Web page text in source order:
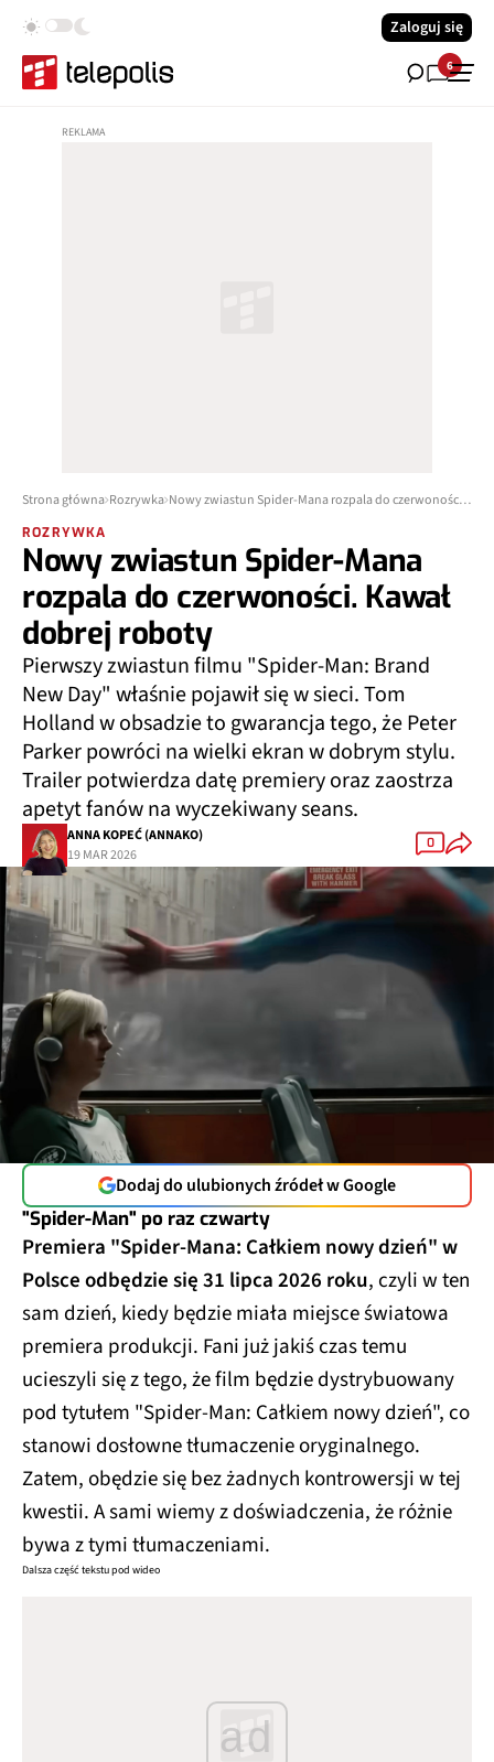
Zaloguj się
6
Strona główna Rozrywka Nowy zwiastun Spider-Mana rozpala do czerwoności. Kawał dobrej roboty
ROZRYWKA
Nowy zwiastun Spider-Mana
rozpala do czerwoności. Kawał
dobrej roboty
Pierwszy zwiastun filmu "Spider-Man: Brand
New Day" właśnie pojawił się w sieci. Tom
Holland w obsadzie to gwarancja tego, że Peter
Parker powróci na wielki ekran w dobrym stylu.
Trailer potwierdza datę premiery oraz zaostrza
apetyt fanów na wyczekiwany seans.
ANNA KOPEĆ (ANNAKO)
19 MAR 2026
0
Dodaj do ulubionych źródeł w Google
"Spider-Man" po raz czwarty
Premiera "Spider-Mana: Całkiem nowy dzień" w
Polsce odbędzie się 31 lipca 2026 roku, czyli w ten
sam dzień, kiedy będzie miała miejsce światowa
premiera produkcji. Fani już jakiś czas temu
ucieszyli się z tego, że film będzie dystrybuowany
pod tytułem "Spider-Man: Całkiem nowy dzień", co
stanowi dosłowne tłumaczenie oryginalnego.
Zatem, obędzie się bez żadnych kontrowersji w tej
kwestii. A sami wiemy z doświadczenia, że różnie
bywa z tymi tłumaczeniami.
Dalsza część tekstu pod wideo
ad